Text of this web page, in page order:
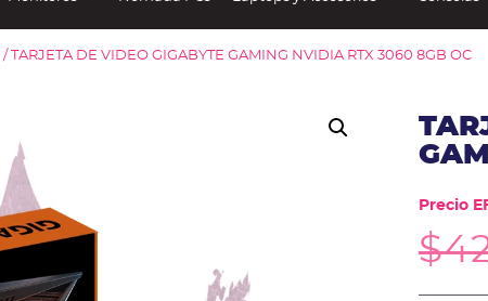
/ TARJETA DE VIDEO GIGABYTE GAMING NVIDIA RTX 3060 8GB OC
Precio
$